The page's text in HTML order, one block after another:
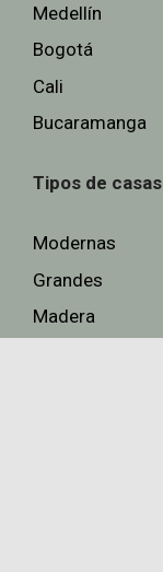
Medellín
Bogotá
Cali
Bucaramanga
Tipos de casas
Modernas
Grandes
Madera